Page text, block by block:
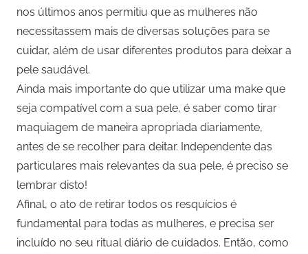
nos últimos anos permitiu que as mulheres não
necessitassem mais de diversas soluções para se
cuidar, além de usar diferentes produtos para deixar a
pele saudável.
Ainda mais importante do que utilizar uma make que
seja compatível com a sua pele, é saber como tirar
maquiagem de maneira apropriada diariamente,
antes de se recolher para deitar. Independente das
particulares mais relevantes da sua pele, é preciso se
lembrar disto!
Afinal, o ato de retirar todos os resquícios é
fundamental para todas as mulheres, e precisa ser
incluído no seu ritual diário de cuidados. Então, como